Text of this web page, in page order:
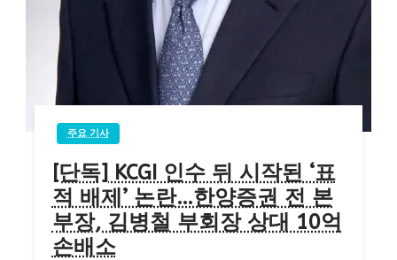
주요 기사
[단독] KCGI 인수 뒤 시작된 ‘표
적 배제’ 논란…한양증권 전 본
부장, 김병철 부회장 상대 10억
손배소